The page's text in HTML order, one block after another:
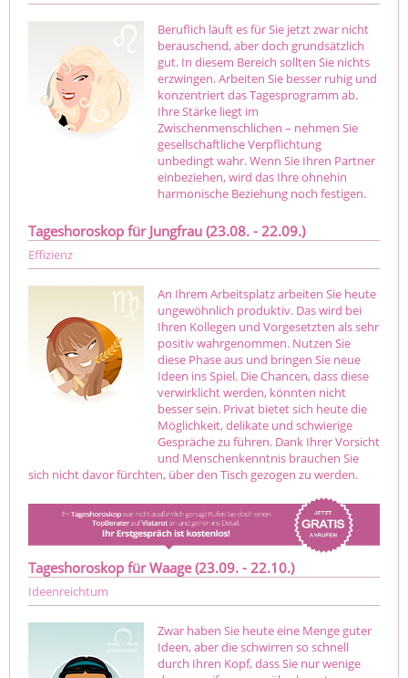
Beruflich läuft es für Sie jetzt zwar nicht
berauschend, aber doch grundsätzlich
gut. In diesem Bereich sollten Sie nichts
erzwingen. Arbeiten Sie besser ruhig und
konzentriert das Tagesprogramm ab.
Ihre Stärke liegt im
Zwischenmenschlichen – nehmen Sie
gesellschaftliche Verpflichtung
unbedingt wahr. Wenn Sie Ihren Partner
einbeziehen, wird das Ihre ohnehin
harmonische Beziehung noch festigen.
Tageshoroskop für Jungfrau (23.08. - 22.09.)
Effizienz
An Ihrem Arbeitsplatz arbeiten Sie heute
ungewöhnlich produktiv. Das wird bei
Ihren Kollegen und Vorgesetzten als sehr
positiv wahrgenommen. Nutzen Sie
diese Phase aus und bringen Sie neue
Ideen ins Spiel. Die Chancen, dass diese
verwirklicht werden, könnten nicht
besser sein. Privat bietet sich heute die
Möglichkeit, delikate und schwierige
Gespräche zu führen. Dank Ihrer Vorsicht
und Menschenkenntnis brauchen Sie
sich nicht davor fürchten, über den Tisch gezogen zu werden.
Tageshoroskop für Waage (23.09. - 22.10.)
Ideenreichtum
Zwar haben Sie heute eine Menge guter
Ideen, aber die schwirren so schnell
durch Ihren Kopf, dass Sie nur wenige